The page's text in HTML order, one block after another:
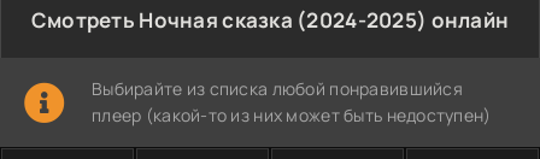
Смотреть Ночная сказка (2024-2025) онлайн
Выбирайте из списка любой понравившийся
плеер (какой-то из них может быть недоступен)